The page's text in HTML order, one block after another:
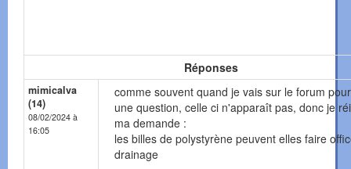
Réponses
mimicalva
(14)
08/02/2024 à
16:05
comme souvent quand je vais sur le forum
une question, celle ci n'apparaît pas, donc je
ma demande :
les billes de polystyrène peuvent elles faire
drainage